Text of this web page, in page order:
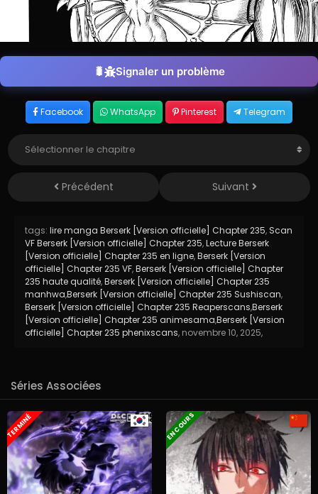
Signaler un problème
Facebook WhatsApp Pinterest Telegram
Précédent Suivant
tags: lire manga Berserk [Version officielle] Chapter 235, Scan
VF Berserk [Version officielle] Chapter 235,Lecture Berserk
[Version officielle] Chapter 235 en ligne,Berserk [Version
officielle] Chapter 235 VF,Berserk [Version officielle] Chapter
235 haute qualité,Berserk [Version officielle] Chapter 235
manhwa,Berserk [Version officielle] Chapter 235 Sushiscan,
Berserk [Version officielle] Chapter 235 Reaperscans,Berserk
[Version officielle] Chapter 235 animesama,Berserk [Version
officielle] Chapter 235 phenixscans, novembre 10, 2025,
Séries Associées
TERMINÉ EN COURS